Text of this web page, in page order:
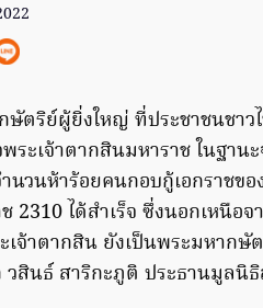
ษัตริย์ผู้ยิ่งใหญ่ ที่ประชาชนชา
ระเจ้าตากสินมหาราช ในฐา
นวนห้าร้อยคนกอบกู้เอกราชข
2310 ได้สำเร็จ ซึ่งนอกเหนือ
เจ้าตากสิน ยังเป็นพระมหาก
สินธ์ สาริกะภูติ ประธานมูลนิ